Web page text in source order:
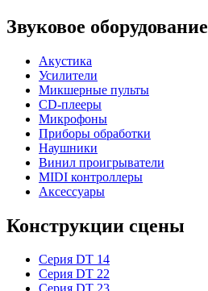
Звуковое оборудование
Акустика
Усилители
Микшерные пульты
CD-плееры
Микрофоны
Приборы обработки
Наушники
Винил проигрыватели
MIDI контроллеры
Аксессуары
Конструкции сцены
Серия DT 14
Серия DT 22